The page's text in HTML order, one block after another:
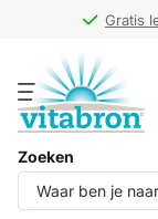
Gratis
Gratis
Zoeken